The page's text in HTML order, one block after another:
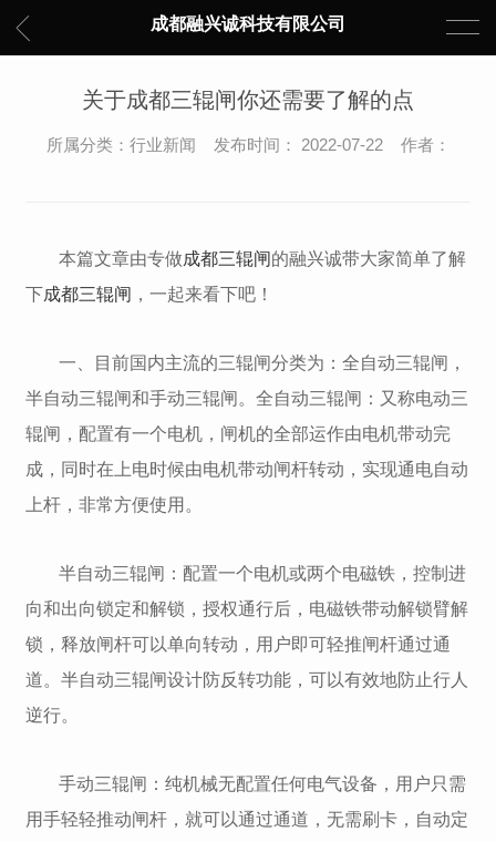
成都融兴诚科技有限公司
关于成都三辊闸你还需要了解的点
所属分类：行业新闻 发布时间： 2022-07-22 作者：
本篇文章由专做成都三辊闸的融兴诚带大家简单了解
下成都三辊闸 ，一起来看下吧！
一、目前国内主流的三辊闸分类为：全自动三辊闸，
半自动三辊闸和手动三辊闸。全自动三辊闸：又称电动三
辊闸，配置有一个电机，闸机的全部运作由电机带动完
成，同时在上电时候由电机带动闸杆转动，实现通电自动
上杆，非常方便使用。
半自动三辊闸：配置一个电机或两个电磁铁，控制进
向和出向锁定和解锁，授权通行后，电磁铁带动解锁臂解
锁，释放闸杆可以单向转动，用户即可轻推闸杆通过通
道。半自动三辊闸设计防反转功能，可以有效地防止行人
逆行。
手动三辊闸：纯机械无配置任何电气设备，用户只需
用手轻轻推动闸杆，就可以通过通道，无需刷卡，自动定